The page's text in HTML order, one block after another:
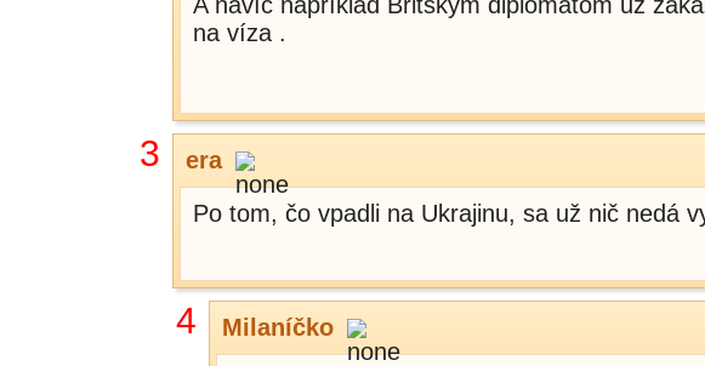
na víza .
3 era
Po tom, čo vpadli na Ukrajinu, sa už nič nedá
4 Milaníčko